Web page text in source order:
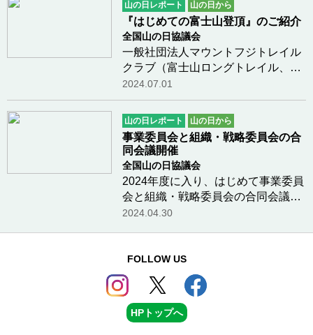
査官には申請してから7ヵ月間親身
になって指導して…つづきを読む
山の日レポート 山の日から
『はじめての富士山登頂』のご紹介
全国山の日協議会
一般社団法人マウントフジトレイル
クラブ（富士山ロングトレイル、ふ
じさんゼロゴミアクション）の太田
さまが監修しました書籍をご紹介し
ます。『はじめての富士山登頂』を
正しく登る準備&体づくりについて
徹底サポート…つづきを読む
2024.07.01
山の日レポート 山の日から
事業委員会と組織・戦略委員会の合
同会議開催
全国山の日協議会
2024年度に入り、はじめて事業委員
会と組織・戦略委員会の合同会議を
開催しました。日 時： ２０２４年
貸会議室内 容：今後の事業、戦
略、組織について…つづきを読む
2024.04.30
FOLLOW US
HPトップへ